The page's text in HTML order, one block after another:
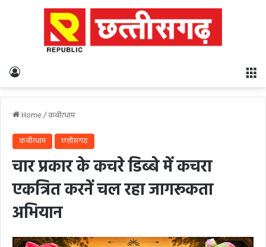
Home/कबीरधाम
कबीरधाम छत्तीसगढ़
चार प्रकार के कचरे डिब्बे में कचरा
एकत्रित करनें चल रहा जागरूकता
अभियान